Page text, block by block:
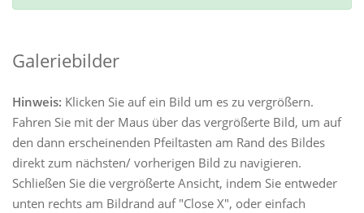
Galeriebilder
Hinweis: Klicken Sie auf ein Bild um es zu vergrößern.
Fahren Sie mit der Maus über das vergrößerte Bild, um auf
den dann erscheinenden Pfeiltasten am Rand des Bildes
direkt zum nächsten/ vorherigen Bild zu navigieren.
Schließen Sie die vergrößerte Ansicht, indem Sie entweder
unten rechts am Bildrand auf "Close X", oder einfach